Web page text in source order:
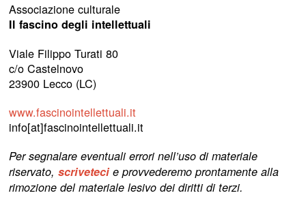
Associazione culturale
Il fascino degli intellettuali
Viale Filippo Turati 80
c/o Castelnovo
23900 Lecco (LC)
www.fascinointellettuali.it
info[at]fascinointellettuali.it
Per segnalare eventuali errori nell’uso di materiale
riservato,scriveteci e provvederemo prontamente alla
rimozione del materiale lesivo dei diritti di terzi.